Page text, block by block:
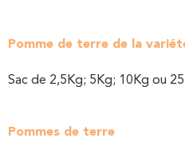
Pomme de terre de la
Sac de 2,5Kg; 5Kg; 10Kg ou
Pommes de terre